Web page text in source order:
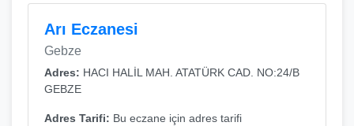
Arı Eczanesi
Gebze
Adres: HACI HALİL MAH. ATATÜRK CAD. NO:24/B
GEBZE
Adres Tarifi: Bu eczane için adres tarifi